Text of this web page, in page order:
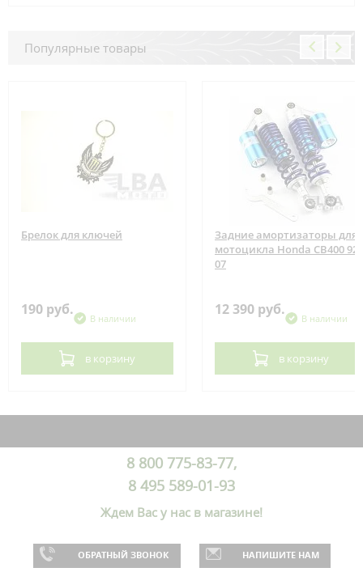
Популярные товары
Брелок для ключей
190 руб.
В наличии
в корзину
Задние амортизаторы для
мотоцикла Honda CB400 92-
07
12 390 руб.
В наличии
в корзину
8 800 775-83-77,
8 495 589-01-93
Ждем Вас у нас в магазине!
ОБРАТНЫЙ ЗВОНОК НАПИШИТЕ НАМ